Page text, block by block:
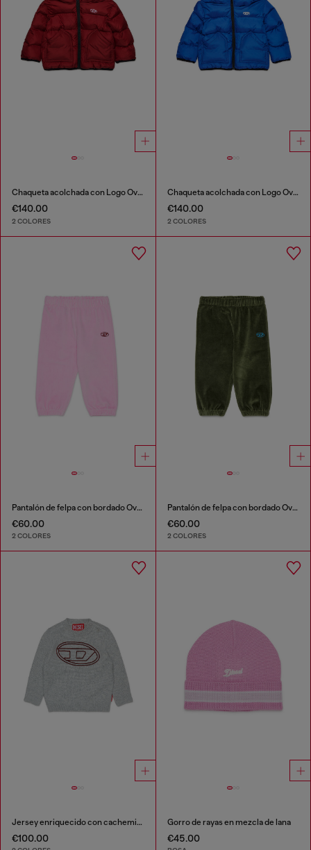
Chaqueta acolchada con Logo Oval D
€140.00
2 COLORES
Chaqueta acolchada con Logo Oval D
€140.00
2 COLORES
Pantalón de felpa con bordado Oval D
€60.00
2 COLORES
Pantalón de felpa con bordado Oval D
€60.00
2 COLORES
Jersey enriquecido con cachemir y gran Oval D
€100.00
Gorro de rayas en mezcla de lana
€45.00